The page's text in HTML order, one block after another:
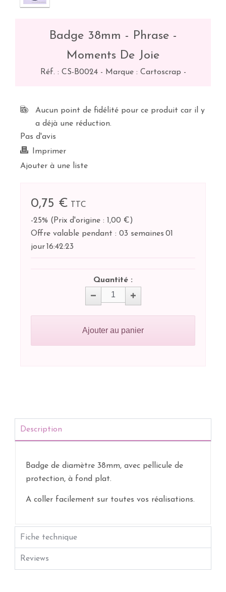
Badge 38mm - Phrase -
Moments De Joie
Réf. : CS-B0024- Marque : Cartoscrap -
Aucun point de fidélité pour ce produit car il y
a déjà une réduction.
Pas d'avis
Imprimer
Ajouter à une liste
0,75 €
TTC
-25% ( Prix d'origine : 1,00 €)
Offre valable pendant : 03 semaines 01
jour 16:42:23
Quantité :
Ajouter au panier
Description
Badge de diamètre 38mm, avec pellicule de
protection, à fond plat.
A coller facilement sur toutes vos réalisations.
Fiche technique
Reviews